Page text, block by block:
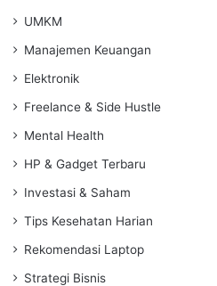
UMKM
Manajemen Keuangan
Elektronik
Freelance & Side Hustle
Mental Health
HP & Gadget Terbaru
Investasi & Saham
Tips Kesehatan Harian
Rekomendasi Laptop
Strategi Bisnis